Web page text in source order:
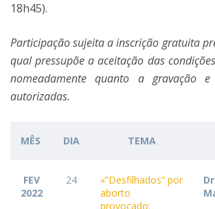
18h45).
Participação sujeita a inscrição gratuita
qual pressupõe a aceitação das
nomeadamente quanto a gravação
autorizadas.
MÊS DIA TEMA
FEV
2022
24
«”Desfilhados” por
aborto
provocado: